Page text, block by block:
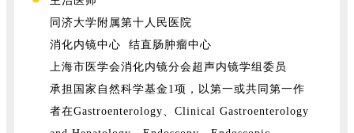
同济大学附属第十人民医院
消化内镜中心 结直肠肿瘤中心
上海市医学会消化内镜分会超声内镜学组委员
承担国家自然科学基金1项，以第一或共同第一作
者在Gastroenterology、Clinical Gastroenterology